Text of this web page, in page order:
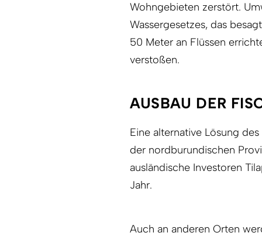
Wohngebieten zerstört.
Wassergesetzes, das
50 Meter an Flüssen
verstoßen.
AUSBAU DER
Eine alternative Lösung
der nordburundischen
ausländische Investoren
Jahr.
Auch an anderen Orten